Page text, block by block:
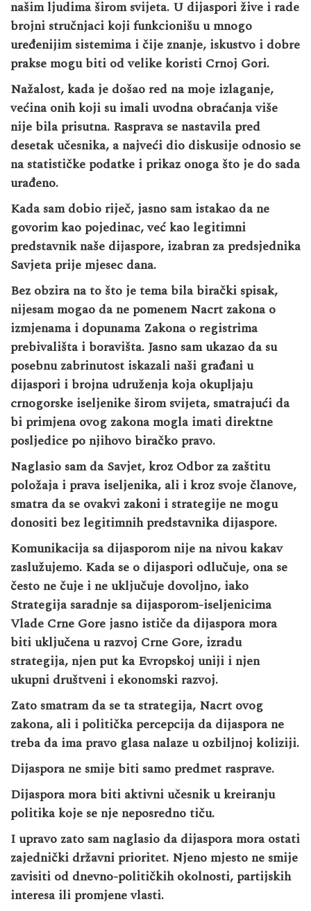
našim ljudima širom svijeta. U dijaspori žive i rade
brojni stručnjaci koji funkcionišu u mnogo
uređenijim sistemima i čije znanje, iskustvo i dobre
prakse mogu biti od velike koristi Crnoj Gori.
Nažalost, kada je došao red na moje izlaganje,
većina onih koji su imali uvodna obraćanja više
nije bila prisutna. Rasprava se nastavila pred
desetak učesnika, a najveći dio diskusije odnosio se
na statističke podatke i prikaz onoga što je do sada
urađeno.
Kada sam dobio riječ, jasno sam istakao da ne
govorim kao pojedinac, već kao legitimni
predstavnik naše dijaspore, izabran za predsjednika
Savjeta prije mjesec dana.
Bez obzira na to što je tema bila birački spisak,
nijesam mogao da ne pomenem Nacrt zakona o
izmjenama i dopunama Zakona o registrima
prebivališta i boravišta. Jasno sam ukazao da su
posebnu zabrinutost iskazali naši građani u
dijaspori i brojna udruženja koja okupljaju
crnogorske iseljenike širom svijeta, smatrajući da
bi primjena ovog zakona mogla imati direktne
posljedice po njihovo biračko pravo.
Naglasio sam da Savjet, kroz Odbor za zaštitu
položaja i prava iseljenika, ali i kroz svoje članove,
smatra da se ovakvi zakoni i strategije ne mogu
donositi bez legitimnih predstavnika dijaspore.
Komunikacija sa dijasporom nije na nivou kakav
zaslužujemo. Kada se o dijaspori odlučuje, ona se
često ne čuje i ne uključuje dovoljno, iako
Strategija saradnje sa dijasporom-iseljenicima
Vlade Crne Gore jasno ističe da dijaspora mora
biti uključena u razvoj Crne Gore, izradu
strategija, njen put ka Evropskoj uniji i njen
ukupni društveni i ekonomski razvoj.
Zato smatram da se ta strategija, Nacrt ovog
zakona, ali i politička percepcija da dijaspora ne
treba da ima pravo glasa nalaze u ozbiljnoj koliziji.
Dijaspora ne smije biti samo predmet rasprave.
Dijaspora mora biti aktivni učesnik u kreiranju
politika koje se nje neposredno tiču.
I upravo zato sam naglasio da dijaspora mora ostati
zajednički državni prioritet. Njeno mjesto ne smije
zavisiti od dnevno-političkih okolnosti, partijskih
interesa ili promjene vlasti.